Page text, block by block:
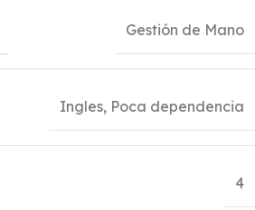
Gestión de Mano
Ingles, Poca dependencia
4